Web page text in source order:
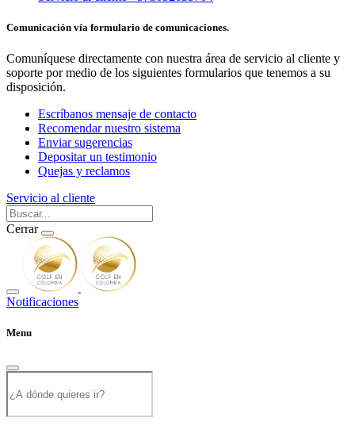
Comunicación vía formulario de comunicaciones.
Comuníquese directamente con nuestra área de servicio al cliente y
soporte por medio de los siguientes formularios que tenemos a su
disposición.
Escríbanos mensaje de contacto
Recomendar nuestro sistema
Enviar sugerencias
Depositar un testimonio
Quejas y reclamos
Servicio al cliente
Cerrar
Notificaciones
Menu